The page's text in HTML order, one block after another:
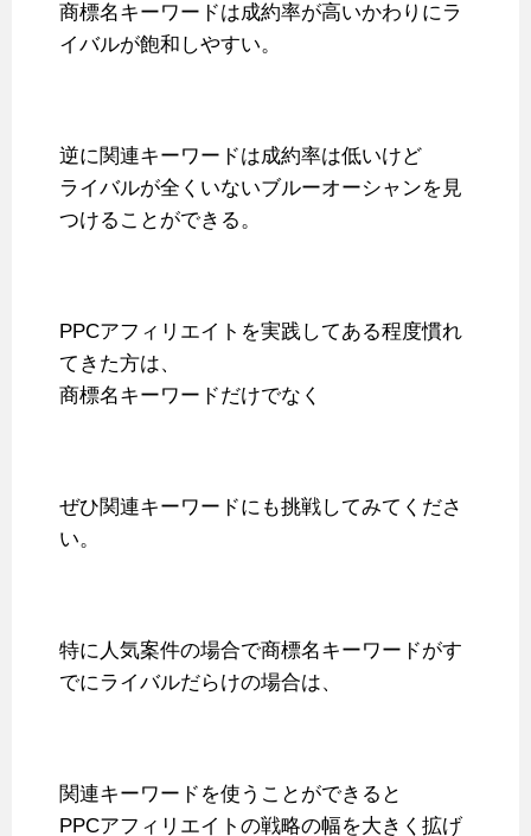
商標名キーワードは成約率が高いかわりにラ
イバルが飽和しやすい。
逆に関連キーワードは成約率は低いけど
ライバルが全くいないブルーオーシャンを見
つけることができる。
PPCアフィリエイトを実践してある程度慣れ
てきた方は、
商標名キーワードだけでなく
ぜひ関連キーワードにも挑戦してみてくださ
い。
特に人気案件の場合で商標名キーワードがす
でにライバルだらけの場合は、
関連キーワードを使うことができると
PPCアフィリエイトの戦略の幅を大きく拡げ